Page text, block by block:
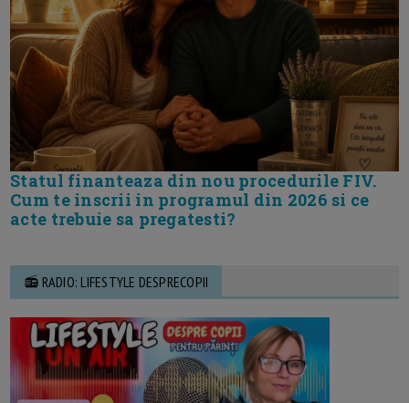
Statul finanteaza din nou procedurile FIV.
Cum te inscrii in programul din 2026 si ce
acte trebuie sa pregatesti?
📻 RADIO: LIFESTYLE DESPRECOPII